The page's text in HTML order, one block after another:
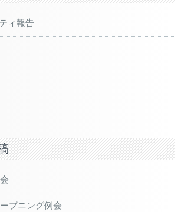
ィ報告
プニング例会